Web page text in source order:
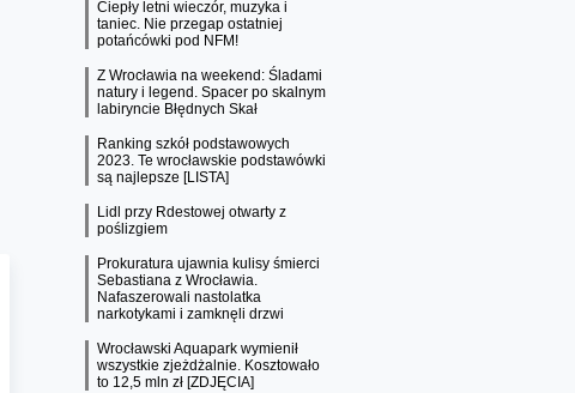
Ciepły letni wieczór, muzyka i
taniec. Nie przegap ostatniej
potańcówki pod NFM!
Z Wrocławia na weekend: Śladami
natury i legend. Spacer po skalnym
labiryncie Błędnych Skał
Ranking szkół podstawowych
2023. Te wrocławskie podstawówki
są najlepsze [LISTA]
Lidl przy Rdestowej otwarty z
poślizgiem
Prokuratura ujawnia kulisy śmierci
Sebastiana z Wrocławia.
Nafaszerowali nastolatka
narkotykami i zamknęli drzwi
Wrocławski Aquapark wymienił
wszystkie zjeżdżalnie. Kosztowało
to 12,5 mln zł [ZDJĘCIA]